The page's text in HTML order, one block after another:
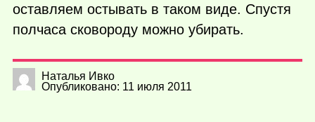
оставляем остывать в таком виде. Спустя
полчаса сковороду можно убирать.
Наталья Ивко
Опубликовано: 11 июля 2011